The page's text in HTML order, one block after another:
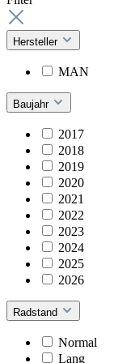
Hersteller
MAN
Baujahr
2017
2018
2019
2020
2021
2022
2023
2024
2025
2026
Radstand
Normal
Lang